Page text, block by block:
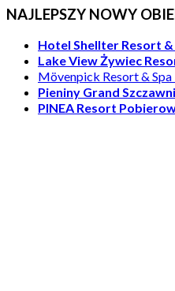
NAJLEPSZY NOWY
Hotel Shellter Resort
Lake View Żywiec
Mövenpick Resort &
Pieniny Grand
PINEA Resort